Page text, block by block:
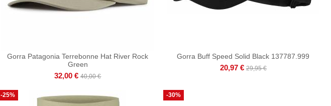
Gorra Patagonia Terrebonne Hat River Rock
Green
32,00 € 40,00 €
Gorra Buff Speed Solid Black 137787.999
20,97 € 29,95 €
-25% -30%